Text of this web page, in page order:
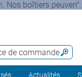
Nos boîtiers peuven"
de commande
Actualités